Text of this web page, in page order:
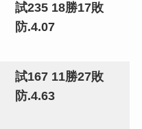
試235 18勝17敗
防.4.07
試167 11勝27敗
防.4.63